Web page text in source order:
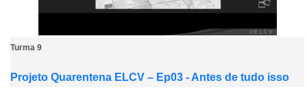
Turma 9
Projeto Quarentena ELCV – Ep03 - Antes de tudo isso